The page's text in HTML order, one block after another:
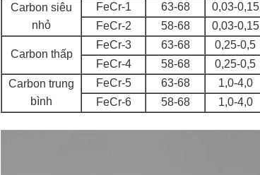
Carbon siêu
nhỏ
FeCr-1 63-68 0,03-0,15
FeCr-2
58-68 0,03-0,15
Carbon thấp
FeCr-3 63-68 0,25-0,5
FeCr-4
58-68 0,25-0,5
Carbon trung
bình
FeCr-5 63-68 1,0-4,0
FeCr-6
58-68 1,0-4,0